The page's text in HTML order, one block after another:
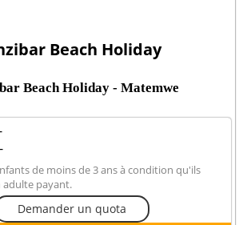
Beach Holiday
Beach Holiday - Matemwe
de moins de 3 ans à condition qu'ils
adulte payant.
Demander un quota